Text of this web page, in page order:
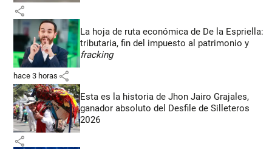
share
La hoja de ruta económica de De la Espriella:
tributaria, fin del impuesto al patrimonio y
fracking
hace 3 horas share
Esta es la historia de Jhon Jairo Grajales,
ganador absoluto del Desfile de Silleteros
2026
share